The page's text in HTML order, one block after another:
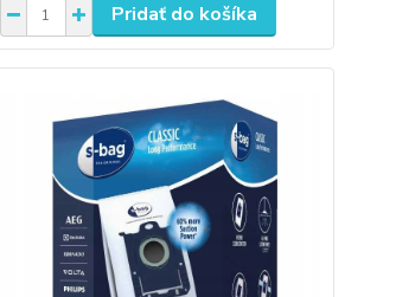
Pridať do košíka